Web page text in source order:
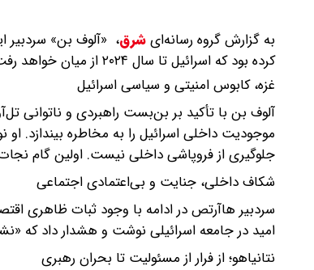
به گزارش گروه رسانه‌ایشرق، «آلوف بن» سردبیر
کرده بود که اسرائیل تا سال ۲۰۲۴ از میان خواهد رفت، اکنون رژیم صهیونیستی با تهدید جدی فروپاشی داخلی روبه‌روست.»
غزه، کابوس امنیتی و سیاسی اسرائیل
آلوف بن با تأکید بر بن‌بست راهبردی و ناتوانی
موجودیت داخلی اسرائیل را به مخاطره بیندازد.
جلوگیری از فروپاشی داخلی نیست. اولین گام
شکاف داخلی، جنایت و بی‌اعتمادی اجتماعی
سردبیر هاآرتص در ادامه با وجود ثبات ظاهری
امید در جامعه اسرائیلی نوشت و هشدار داد که
نتانیاهو؛ از فرار از مسئولیت تا بحران رهبری